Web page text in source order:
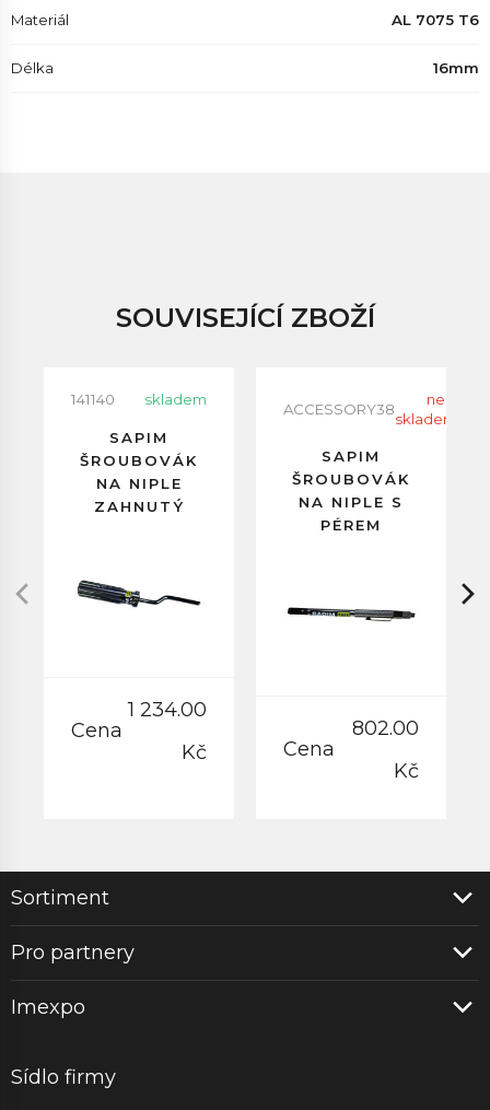
Materiál AL 7075 T6
Délka 16mm
SOUVISEJÍCÍ ZBOŽÍ
141140 skladem
SAPIM
ŠROUBOVÁK
NA NIPLE
ZAHNUTÝ
Cena
1 234.00
Kč
ACCESSORY38
neni
skladem
SAPIM
ŠROUBOVÁK
NA NIPLE S
PÉREM
Cena
802.00
Kč
Sortiment
Pro partnery
Imexpo
Sídlo firmy